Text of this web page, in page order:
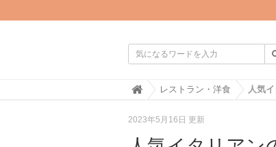
H
e
レストラン・洋食
2023年5月16日 更新